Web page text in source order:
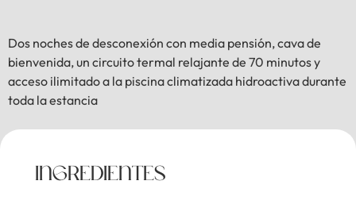
Dos noches de desconexión con media pensión, cava de
bienvenida, un circuito termal relajante de 70 minutos y
acceso ilimitado a la piscina climatizada hidroactiva durante
toda la estancia
INGREDIENTES